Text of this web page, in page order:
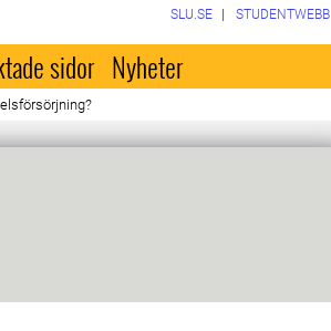
SLU.SE STUDENTWEBB
sidor Nyheter